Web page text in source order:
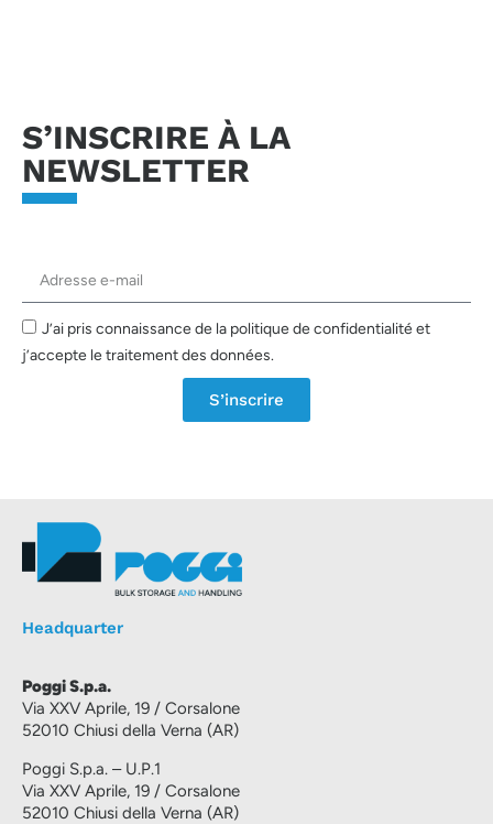
S’INSCRIRE À LA
NEWSLETTER
J’ai pris connaissance de la politique de confidentialité et
j’accepte le traitement des données.
S’inscrire
Headquarter
Poggi S.p.a.
Via XXV Aprile, 19 / Corsalone
52010 Chiusi della Verna (AR)
Poggi S.p.a. – U.P.1
Via XXV Aprile, 19 / Corsalone
52010 Chiusi della Verna (AR)